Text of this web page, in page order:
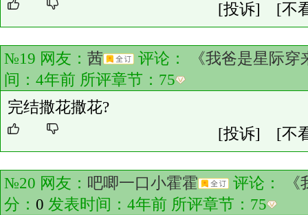
[投诉]
[不
№19 网友： 茜 评论：
《我爸是星际
间：4年前 所评章节： 75
完结撒花撒花?
[投诉]
[不
№20 网友： 吧唧一口小霍霍 评论：
分： 0 发表时间：4年前 所评章节： 75